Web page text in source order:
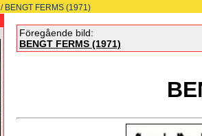
/ BENGT FERMS (1971)
Föregående bild:
BENGT FERMS (1971)